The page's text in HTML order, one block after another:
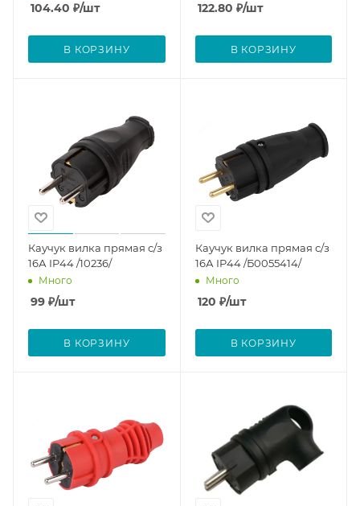
104.40 ₽/шт
В КОРЗИНУ
122.80 ₽/шт
В КОРЗИНУ
Каучук вилка прямая с/з
16А IP44 /10236/
Много
99 ₽/шт
В КОРЗИНУ
Каучук вилка прямая с/з
16А IP44 /Б0055414/
Много
120 ₽/шт
В КОРЗИНУ